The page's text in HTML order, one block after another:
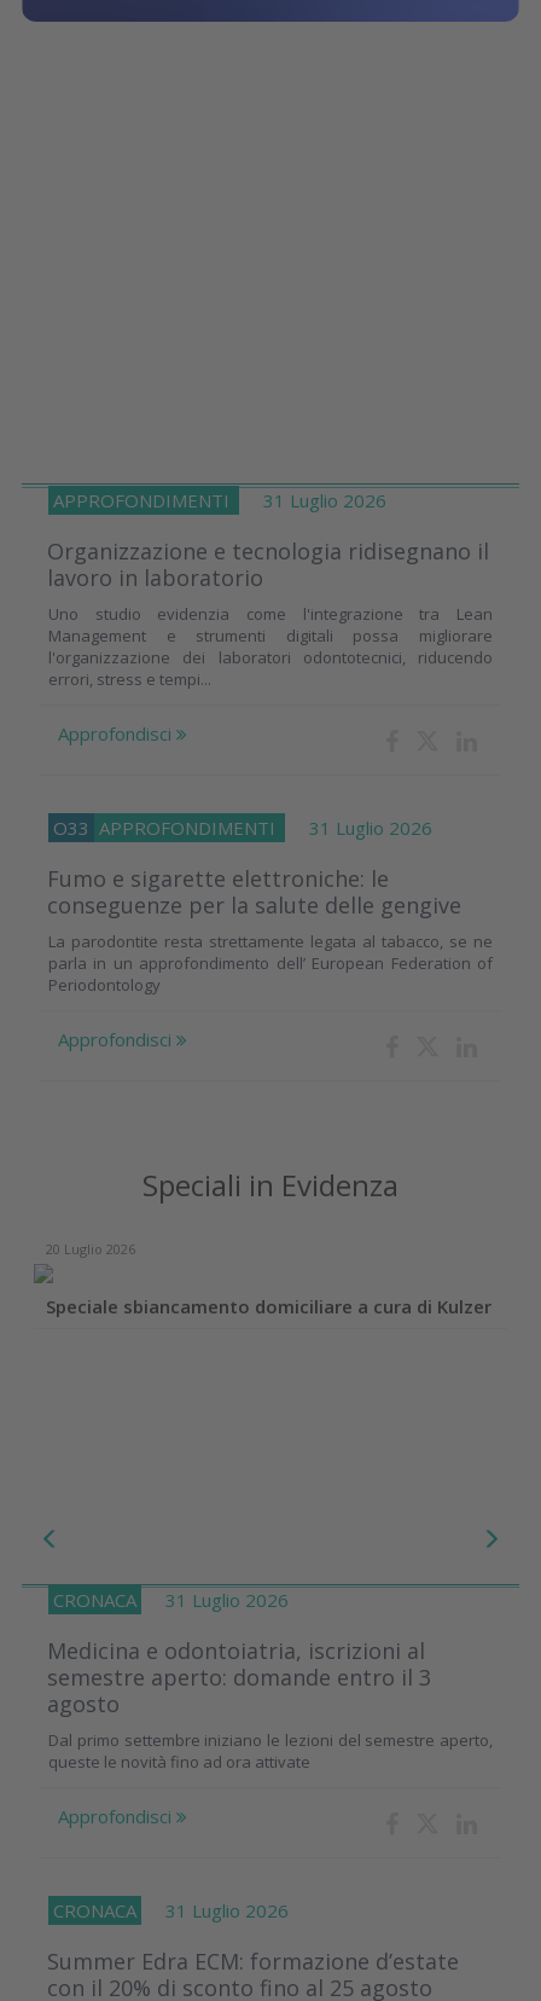
APPROFONDIMENTI 31 Luglio 2026
Organizzazione e tecnologia ridisegnano il
lavoro in laboratorio
Uno studio evidenzia come l'integrazione tra Lean
Management e strumenti digitali possa migliorare
l'organizzazione dei laboratori odontotecnici, riducendo
errori, stress e tempi...
Approfondisci
O33 APPROFONDIMENTI 31 Luglio 2026
Fumo e sigarette elettroniche: le
conseguenze per la salute delle gengive
La parodontite resta strettamente legata al tabacco, se ne
parla in un approfondimento dell’ European Federation of
Periodontology
Approfondisci
Speciali in Evidenza
20 Luglio 2026
Speciale sbiancamento domiciliare a cura di Kulzer
CRONACA 31 Luglio 2026
Medicina e odontoiatria, iscrizioni al
semestre aperto: domande entro il 3
agosto
Dal primo settembre iniziano le lezioni del semestre aperto,
queste le novità fino ad ora attivate
Approfondisci
CRONACA 31 Luglio 2026
Summer Edra ECM: formazione d’estate
con il 20% di sconto fino al 25 agosto